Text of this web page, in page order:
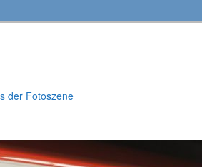
der Fotoszene